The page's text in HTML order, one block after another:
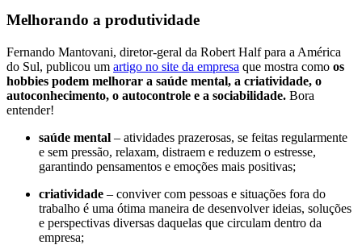
Melhorando a produtividade
Fernando Mantovani, diretor-geral da Robert Half para a América
do Sul, publicou um artigo no site da empresa que mostra como os
hobbies podem melhorar a saúde mental, a criatividade, o
autoconhecimento, o autocontrole e a sociabilidade. Bora
entender!
saúde mental – atividades prazerosas, se feitas regularmente
e sem pressão, relaxam, distraem e reduzem o estresse,
garantindo pensamentos e emoções mais positivas;
criatividade – conviver com pessoas e situações fora do
trabalho é uma ótima maneira de desenvolver ideias, soluções
e perspectivas diversas daquelas que circulam dentro da
empresa;